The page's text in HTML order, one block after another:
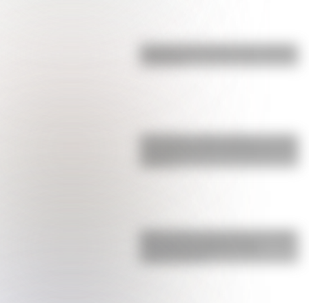
Bandera de Ecuador para colorear
San Martín y Simón Bolívar: así fue
Buenos Aires al principio del siglo